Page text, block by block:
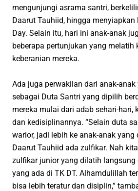
mengunjungi asrama santri,
Daarut Tauhiid, hingga
Day. Selain itu, hari ini anak-anak
beberapa pertunjukan yang melatih
keberanian mereka.
Ada juga perwakilan dari anak-
sebagai Duta Santri yang dipilih
mereka mulai dari adab sehari-hari,
dan kedisiplinannya. “Selain duta
warior, jadi lebih ke anak-anak
Daarut Tauhiid ada zulfikar. Nah
zulfikar junior yang dilatih
yang ada di TK DT. Alhamdulillah
bisa lebih teratur dan disiplin,”